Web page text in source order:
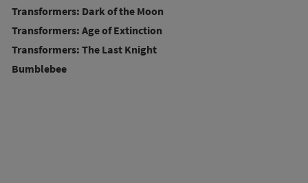
Transformers: Dark of the Moon
Transformers: Age of Extinction
Transformers: The Last Knight
Bumblebee